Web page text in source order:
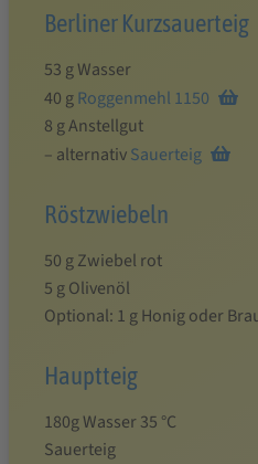
Berliner Kurzsauerteig
53 g Wasser
40 gRoggenmehl 1150
8 g Anstellgut
– alternativSauerteig
Röstzwiebeln
50 g Zwiebel rot
5 g Olivenöl
Optional: 1 g Honig oder
Hauptteig
180g Wasser 35 °C
Sauerteig